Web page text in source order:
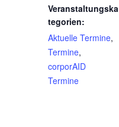
Veranstaltungska
tegorien:
Aktuelle Termine,
Termine,
corporAID
Termine